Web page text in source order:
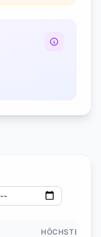
HÖCHSTER